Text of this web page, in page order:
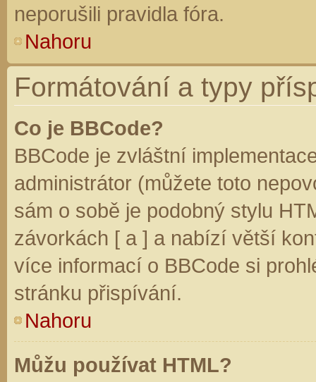
neporušili pravidla fóra.
Nahoru
Formátování a typy
Co je BBCode?
BBCode je zvláštní
administrátor (můžete toto
sám o sobě je podobný stylu
závorkách [ a ] a nabízí větší
více informací o BBCode si
stránku přispívání.
Nahoru
Můžu používat HTML?